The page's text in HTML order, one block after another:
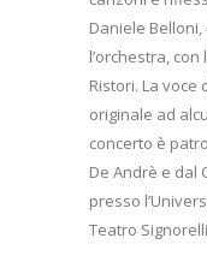
Daniele
l’orchestra,
Ristori. La
originale ad
concerto è
De Andrè e dal
presso
Teatro